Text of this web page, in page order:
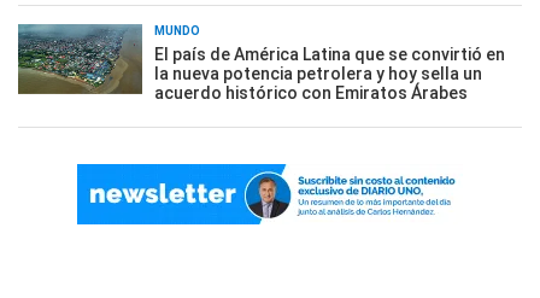
MUNDO
El país de América Latina que se convirtió en
la nueva potencia petrolera y hoy sella un
acuerdo histórico con Emiratos Árabes